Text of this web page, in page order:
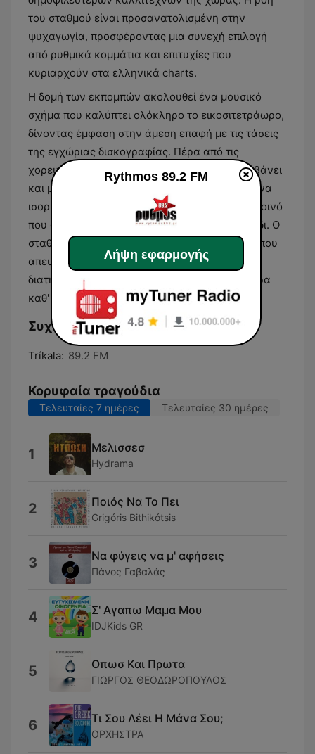
του σταθμού είναι προσανατολισμένη στην
ψυχαγωγία, προσφέροντας μια συνεχή επιλογή
από ρυθμικά κομμάτια και επιτυχίες που
κυριαρχούν στα ελληνικά charts.
Η δομή των εκπομπών ακολουθεί ένα μουσικό
σχήμα που καλύπτει ολόκληρο το εικοσιτετράωρο,
δίνοντας έμφαση στην άμεση επαφή με τις τάσεις
της εγχώριας δισκογραφίας. Πέρα από τις
χορευτικές επιτυχίες, το ρεπερτόριο περιλαμβάνει
και μελωδικές μπαλάντες, διαμορφώνοντας ένα
ισορροπημένο ακουστικό αποτέλεσμα για το κοινό
που αναζητά το mainstream ελληνικό τραγούδι. Ο
σταθμός λειτουργεί ως μια πηγή διασκέδασης που
απευθύνεται σε ένα ευρύ φάσμα ηλικιών,
διατηρώντας έναν σταθερό μουσικό χαρακτήρα
καθ' όλη τη διάρκεια της ημέρας.
Συχνότητες Rythmos 89.2 FM:
Tríkala: 89.2 FM
Κορυφαία τραγούδια
Τελευταίες 7 ημέρες Τελευταίες 30 ημέρες
1 Μελισσεσ
Hydrama
2 Ποιός Να Το Πει
Grigóris Bithikótsis
3 Να φύγεις να μ' αφήσεις
Πάνος Γαβαλάς
4 Σ' Αγαπω Μαμα Μου
IDJKids GR
5 Οπωσ Και Πρωτα
ΓΙΩΡΓΟΣ ΘΕΟΔΩΡΟΠΟΥΛΟΣ
6 Τι Σου Λέει Η Μάνα Σου;
ΟΡΧΗΣΤΡΑ
Rythmos 89.2 FM
Λήψη εφαρμογής